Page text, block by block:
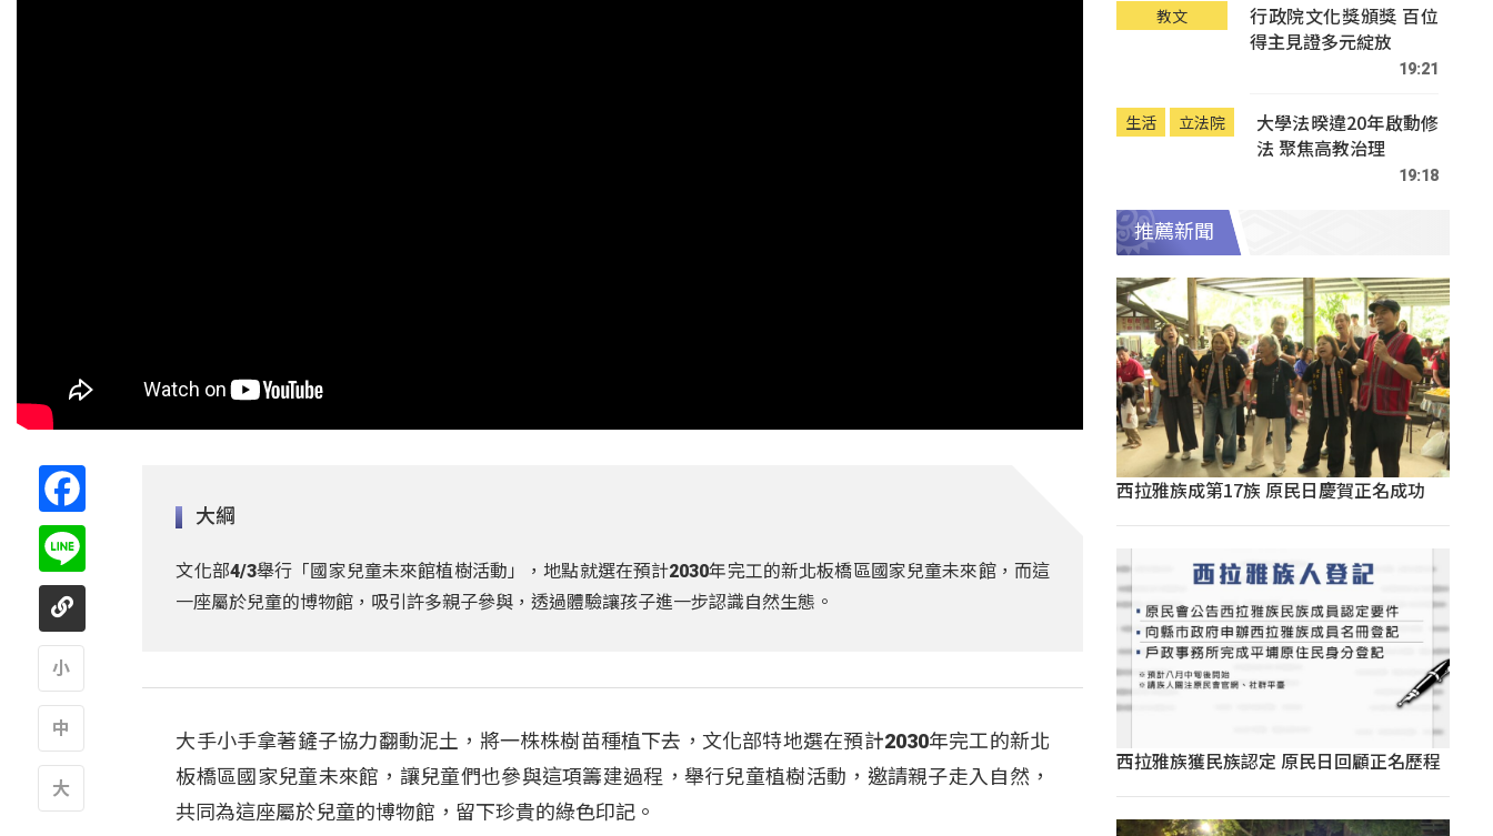
大綱
文化部4/3舉行「國家兒童未來館植樹活動」，地點就選在預計2030年完工的新北板橋區國家兒童未來館，而這
一座屬於兒童的博物館，吸引許多親子參與，透過體驗讓孩子進一步認識自然生態。
大手小手拿著鏟子協力翻動泥土，將一株株樹苗種植下去，文化部特地選在預計2030年完工的新北
板橋區國家兒童未來館，讓兒童們也參與這項籌建過程，舉行兒童植樹活動，邀請親子走入自然，
共同為這座屬於兒童的博物館，留下珍貴的綠色印記。
教文
行政院文化獎頒獎 百位
得主見證多元綻放
19:21
生活 立法院
大學法暌違20年啟動修
法 聚焦高教治理
19:18
推薦新聞
西拉雅族成第17族 原民日慶賀正名成功
西拉雅族獲民族認定 原民日回顧正名歷程